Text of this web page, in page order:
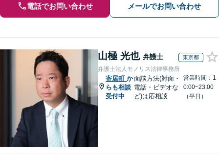
電話でお問い合わせ メールでお問い合わせ
山極 光也 弁護士 東京都
弁護士法人モノリス法律事務所
寄居町 か
らも相談
受付中
面談方法(対面・
電話・ビデオな
ど)は応相談
営業時間：1
0:00~23:00
（平日）